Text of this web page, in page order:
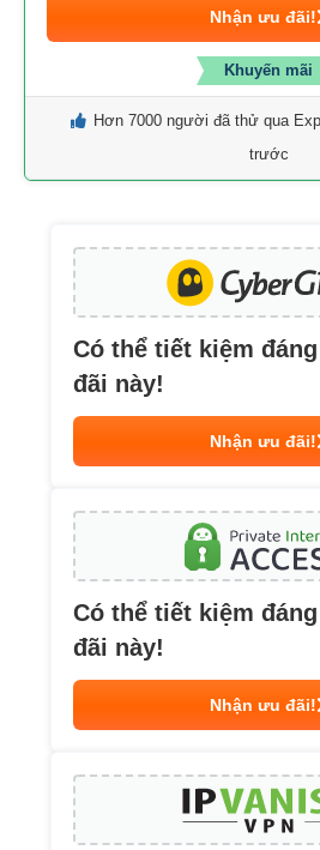
Nhận ưu đãi!
Khuyến mãi
Hơn 7000 người đã thử qua
trước
Có thể tiết kiệm
đãi này!
Nhận ưu đãi!
Có thể tiết kiệm
đãi này!
Nhận ưu đãi!